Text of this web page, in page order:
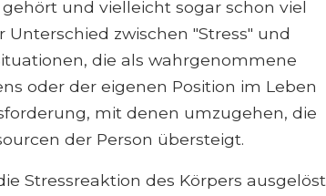
und vielleicht sogar schon viel
Unterschied zwischen "Stress" und
die als wahrgenommene
oder der eigenen Position im Leben
mit denen umzugehen, die
der Person übersteigt.
Stressreaktion des Körpers ausgelöst